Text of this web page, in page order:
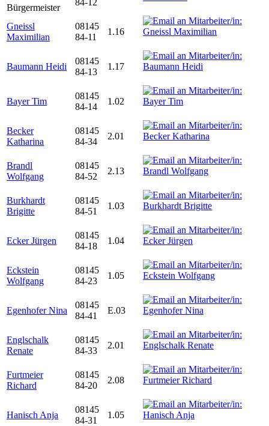
Bürgermeister
84-12
Gneissl
Maximilian
08145
84-11
1.16
Baumann Heidi
08145
84-13
1.17
Bayer Tim
08145
84-14
1.02
Becker
Katharina
08145
84-34
2.01
Brandl
Wolfgang
08145
84-52
2.13
Burkhardt
Brigitte
08145
84-51
1.03
Ecker Jürgen
08145
84-18
1.04
Eckstein
Wolfgang
08145
84-23
1.05
Egenhofer Nina
08145
84-41
E.03
Englschalk
Renate
08145
84-33
2.01
Furtmeier
Richard
08145
84-20
2.08
Hanisch Anja
08145
84-31
1.05